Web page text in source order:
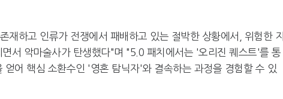
재하고 인류가 전쟁에서 패배하고 있는 절박한 상황에서, 위험한 지
서 악마술사가 탄생했다"며 "5.0 패치에서는 '오리진 퀘스트'를 통
어 핵심 소환수인 '영혼 탐닉자'와 결속하는 과정을 경험할 수 있